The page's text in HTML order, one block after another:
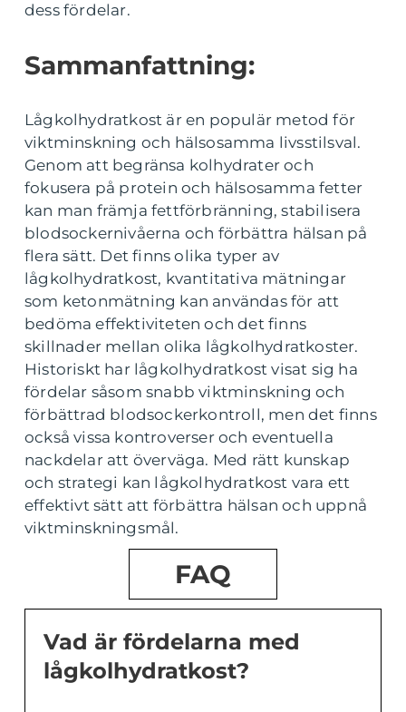
dess fördelar.
Sammanfattning:
Lågkolhydratkost är en populär metod för
viktminskning och hälsosamma livsstilsval.
Genom att begränsa kolhydrater och
fokusera på protein och hälsosamma fetter
kan man främja fettförbränning, stabilisera
blodsockernivåerna och förbättra hälsan på
flera sätt. Det finns olika typer av
lågkolhydratkost, kvantitativa mätningar
som ketonmätning kan användas för att
bedöma effektiviteten och det finns
skillnader mellan olika lågkolhydratkoster.
Historiskt har lågkolhydratkost visat sig ha
fördelar såsom snabb viktminskning och
förbättrad blodsockerkontroll, men det finns
också vissa kontroverser och eventuella
nackdelar att överväga. Med rätt kunskap
och strategi kan lågkolhydratkost vara ett
effektivt sätt att förbättra hälsan och uppnå
viktminskningsmål.
FAQ
Vad är fördelarna med
lågkolhydratkost?